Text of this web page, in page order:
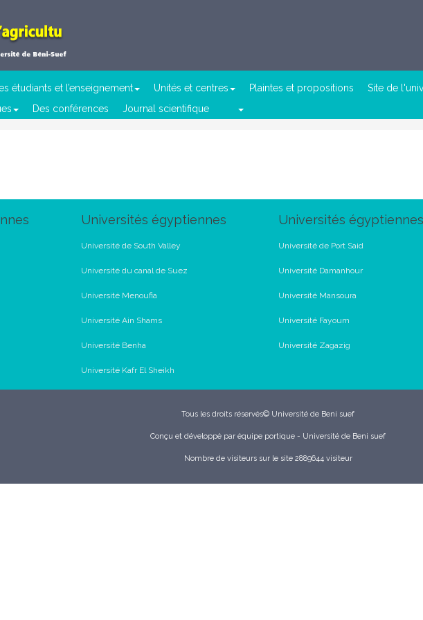
étudiants et l’enseignement Unités et centres Plaintes et propositions Site de
Des conférences Journal scientifique
Universités égyptiennes
Université de South Valley
Université du canal de Suez
Université Menoufia
Université Ain Shams
Université Benha
Université Kafr El Sheikh
Universités égyptiennes
Université de Port Said
Université Damanhour
Université Mansoura
Université Fayoum
Université Zagazig
Tous les droits réservés© Université de Beni suef
Conçu et développé par équipe portique - Université de Beni suef
Nombre de visiteurs sur le site 2889644 visiteur